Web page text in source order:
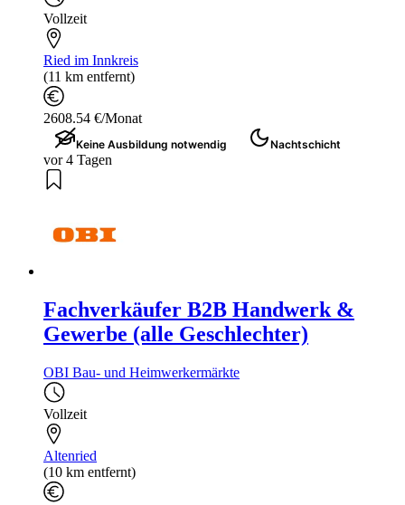
Vollzeit
Ried im Innkreis
(11 km entfernt)
2608.54 €/Monat
Keine Ausbildung notwendig Nachtschicht
vor 4 Tagen
Fachverkäufer B2B Handwerk &
Gewerbe (alle Geschlechter)
OBI Bau- und Heimwerkermärkte
Vollzeit
Altenried
(10 km entfernt)